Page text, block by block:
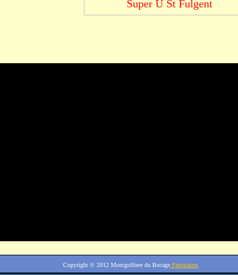
Super U St Fulgent
Copyright © 2012Montgolfiere du BocagePartenaires